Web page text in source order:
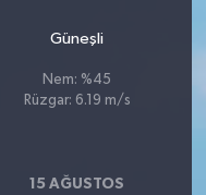
Güneşli
Nem: %45
Rüzgar: 6.19 m/s
15 AĞUSTOS